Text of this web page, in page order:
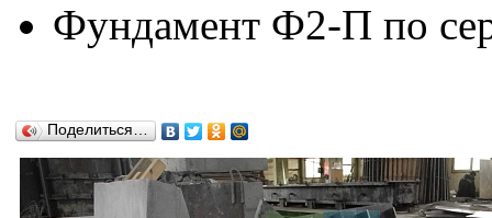
Фундамент Ф2-П по
Поделиться…